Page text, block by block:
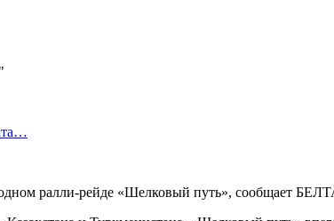
ралли-рейде «Шелковый путь», сообщает